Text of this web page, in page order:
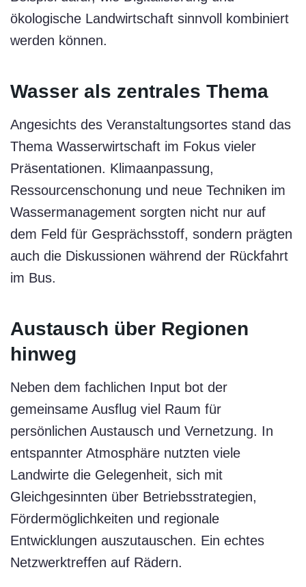
ökologische Landwirtschaft sinnvoll kombiniert
werden können.
Wasser als zentrales Thema
Angesichts des Veranstaltungsortes stand das
Thema Wasserwirtschaft im Fokus vieler
Präsentationen. Klimaanpassung,
Ressourcenschonung und neue Techniken im
Wassermanagement sorgten nicht nur auf
dem Feld für Gesprächsstoff, sondern prägten
auch die Diskussionen während der Rückfahrt
im Bus.
Austausch über Regionen
hinweg
Neben dem fachlichen Input bot der
gemeinsame Ausflug viel Raum für
persönlichen Austausch und Vernetzung. In
entspannter Atmosphäre nutzten viele
Landwirte die Gelegenheit, sich mit
Gleichgesinnten über Betriebsstrategien,
Fördermöglichkeiten und regionale
Entwicklungen auszutauschen. Ein echtes
Netzwerktreffen auf Rädern.